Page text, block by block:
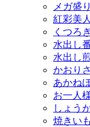
メガ盛
紅彩美人
くつろ
水出し
水出し
かおり
あかね
お一人
しょう
焼きい